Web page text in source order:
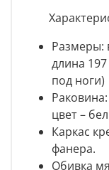
Размеры:
длина
под ноги)
цвет –
Каркас
фанера.
Обивка